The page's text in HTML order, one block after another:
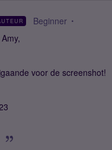
Beginner
voor de screenshot!